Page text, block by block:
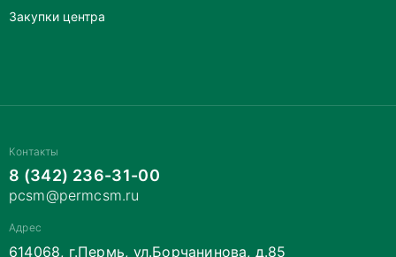
Закупки центра
Контакты
8 (342) 236-31-00
pcsm@permcsm.ru
Адрес
614068, г.Пермь, ул.Борчанинова, д.85